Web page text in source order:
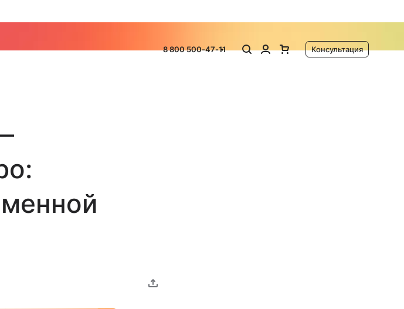
8 800 500-47-11 Консультация